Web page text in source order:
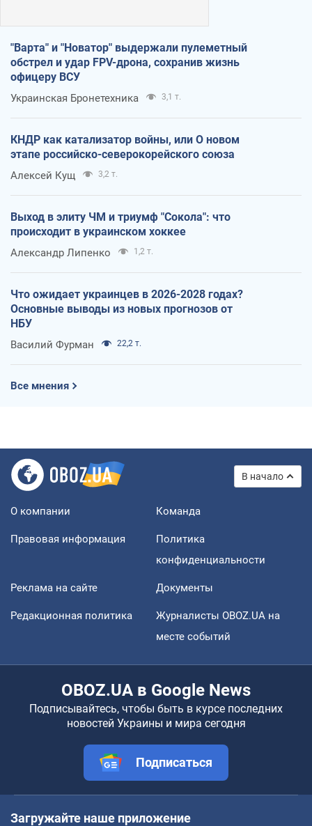
"Варта" и "Новатор" выдержали пулеметный
обстрел и удар FPV-дрона, сохранив жизнь
офицеру ВСУ
Украинская Бронетехника 3,1 т.
КНДР как катализатор войны, или О новом
этапе российско-северокорейского союза
Алексей Кущ 3,2 т.
Выход в элиту ЧМ и триумф "Сокола": что
происходит в украинском хоккее
Александр Липенко 1,2 т.
Что ожидает украинцев в 2026-2028 годах?
Основные выводы из новых прогнозов от
НБУ
Василий Фурман 22,2 т.
Все мнения
В начало
О компании Команда
Правовая информация
Политика
конфиденциальности
Реклама на сайте Документы
Редакционная политика
Журналисты OBOZ.UA на
месте событий
OBOZ.UA в Google News
Подписывайтесь, чтобы быть в курсе последних
новостей Украины и мира сегодня
Подписаться
Загружайте наше приложение